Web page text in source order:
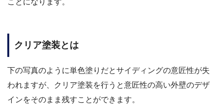
ことになります。
クリア塗装とは
下の写真のように単色塗りだとサイディングの意匠性が失
われますが、クリア塗装を行うと意匠性の高い外壁のデザ
インをそのまま残すことができます。